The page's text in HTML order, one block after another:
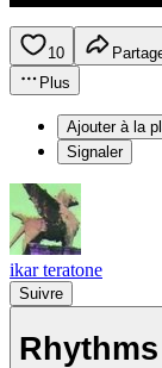
10
Plus
Ajouter à la
Signaler
ikar teratone
Suivre